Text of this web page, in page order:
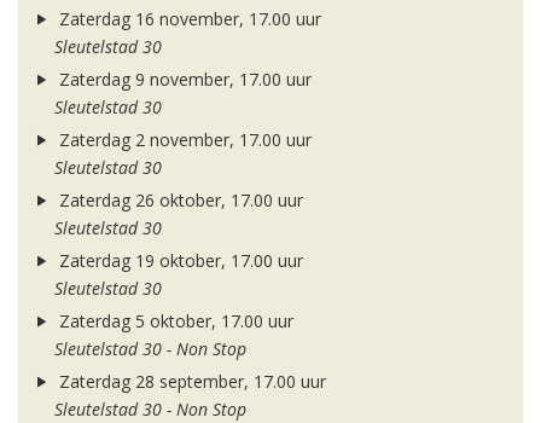
Zaterdag 16 november, 17.00 uur
Sleutelstad 30
Zaterdag 9 november, 17.00 uur
Sleutelstad 30
Zaterdag 2 november, 17.00 uur
Sleutelstad 30
Zaterdag 26 oktober, 17.00 uur
Sleutelstad 30
Zaterdag 19 oktober, 17.00 uur
Sleutelstad 30
Zaterdag 5 oktober, 17.00 uur
Sleutelstad 30 - Non Stop
Zaterdag 28 september, 17.00 uur
Sleutelstad 30 - Non Stop